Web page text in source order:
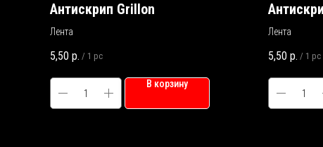
Антискрип Grillon
Лента
5,50 р. / 1 pc
В корзину
Лента
5,50 р. / 1 pc